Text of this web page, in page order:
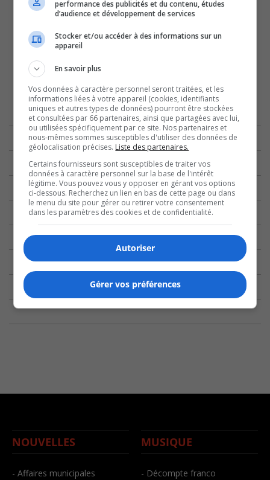
NOUVELLES
- Affaires municipales
MUSIQUE
- Décompte franco
performance des publicités et du contenu, études
d’audience et développement de services
Stocker et/ou accéder à des informations sur un
appareil
En savoir plus
Vos données à caractère personnel seront traitées, et les
informations liées à votre appareil (cookies, identifiants
uniques et autres types de données) pourront être stockées
et consultées par 66 partenaires, ainsi que partagées avec lui,
ou utilisées spécifiquement par ce site. Nos partenaires et
nous-mêmes sommes susceptibles d'utiliser des données de
géolocalisation précises. Liste des partenaires.
Certains fournisseurs sont susceptibles de traiter vos
données à caractère personnel sur la base de l'intérêt
légitime. Vous pouvez vous y opposer en gérant vos options
ci-dessous. Recherchez un lien en bas de cette page ou dans
le menu du site pour gérer ou retirer votre consentement
dans les paramètres des cookies et de confidentialité.
Autoriser
Gérer vos préférences